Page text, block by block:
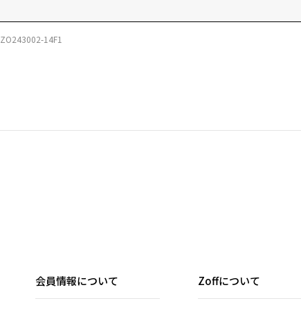
ZO243002-14F1
会員情報について Zoffについて